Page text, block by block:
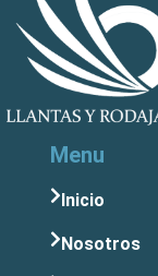
Menu
Inicio
Nosotros